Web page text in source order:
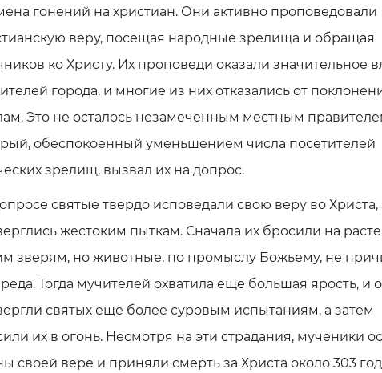
гонений на христиан. Они активно проповедовали
веру, посещая народные зрелища и обращая
ко Христу. Их проповеди оказали значительное
города, и многие из них отказались от
Это не осталось незамеченным местным
обеспокоенный уменьшением числа посетителей
зрелищ, вызвал их на допрос.
святые твердо исповедали свою веру во Христа,
жестоким пыткам. Сначала их бросили на
зверям, но животные, по промыслу Божьему, не
Тогда мучителей охватила еще большая ярость, и
святых еще более суровым испытаниям, а затем
их в огонь. Несмотря на эти страдания, мученики
своей вере и приняли смерть за Христа около 303